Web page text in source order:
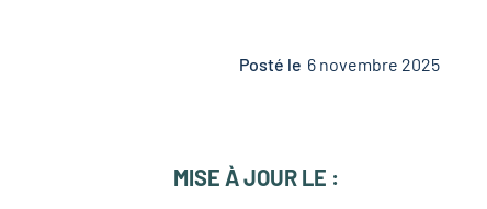
Posté le 6 novembre 2025
MISE À JOUR LE :